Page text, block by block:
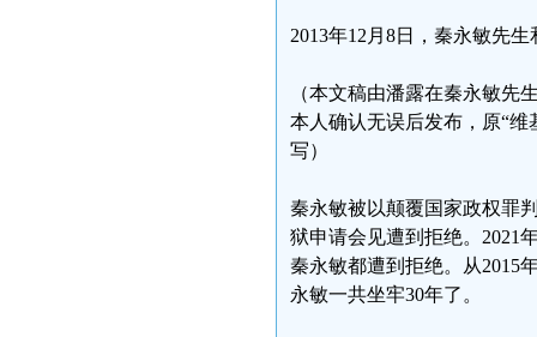
2013年12月8日，秦永敏先
（本文稿由潘露在秦永敏先
本人确认无误后发布，原“
写）
秦永敏被以颠覆国家政权罪
狱申请会见遭到拒绝。2021
秦永敏都遭到拒绝。从2015
永敏一共坐牢30年了。